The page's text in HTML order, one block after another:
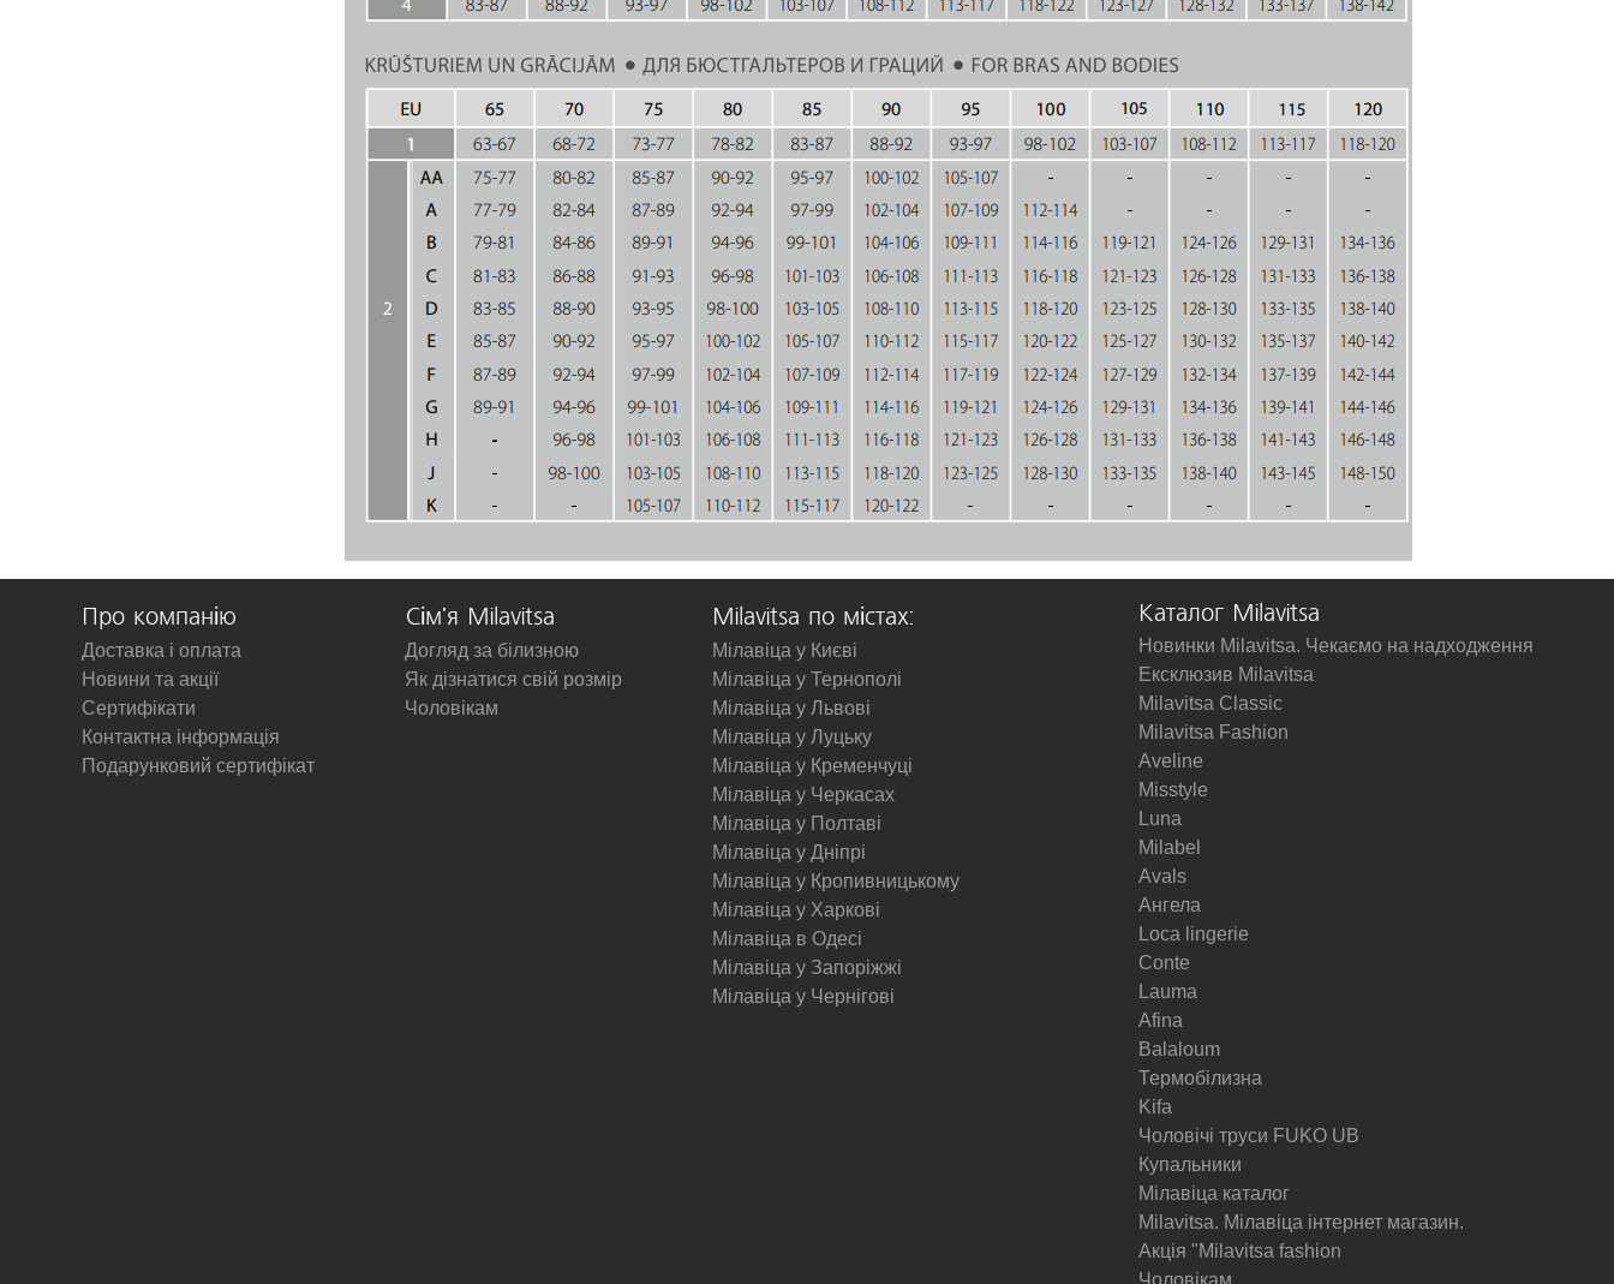
Про компанію
Доставка і оплата
Новини та акції
Сертифікати
Контактна інформація
Подарунковий сертифікат
Сім'я Milavitsa
Догляд за білизною
Як дізнатися свій розмір
Чоловікам
Milavitsa по містах:
Мілавіца у Києві
Мілавіца у Тернополі
Мілавіца у Львові
Мілавіца у Луцьку
Мілавіца у Кременчуці
Мілавіца у Черкасах
Мілавіца у Полтаві
Мілавіца у Дніпрі
Мілавіца у Кропивницькому
Мілавіца у Харкові
Мілавіца в Одесі
Мілавіца у Запоріжжі
Мілавіца у Чернігові
Каталог Milavitsa
Новинки Milavitsa. Чекаємо на надходження
Ексклюзив Milavitsa
Milavitsa Classic
Milavitsa Fashion
Aveline
Misstyle
Luna
Milabel
Avals
Ангела
Loca lingerie
Conte
Lauma
Afina
Balaloum
Термобілизна
Kifa
Чоловічі труси FUKO UB
Купальники
Мілавіца каталог
Milavitsa. Мілавіца інтернет магазин.
Акція "Milavitsa fashion
Чоловікам